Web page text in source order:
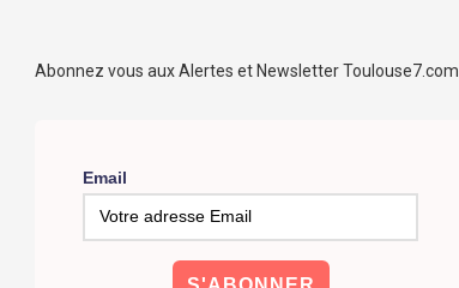
Abonnez vous aux Alertes et Newsletter Toulouse7.com
Email